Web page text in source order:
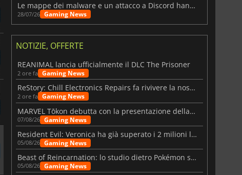
Le mappe dei malware e un attacco a Discord hanno colpito Meccha Chameleon
28/07/26 Gaming News
NOTIZIE, OFFERTE
REANIMAL lancia ufficialmente il DLC The Prisoner
2 ore fa Gaming News
ReStory: Chill Electronics Repairs fa rivivere la nostalgia degli anni 2000
2 ore fa Gaming News
MARVEL Tōkon debutta con la presentazione della roadmap per il primo anno
07/08/26 Gaming News
Resident Evil: Veronica ha già superato i 2 milioni liste dei desideri
05/08/26 Gaming News
Beast of Reincarnation: lo studio dietro Pokémon su una nuova strada
05/08/26 Gaming News